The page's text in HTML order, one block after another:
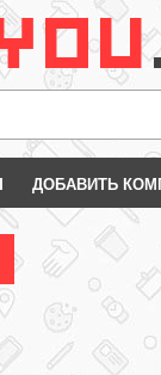
ДОБАВИТЬ